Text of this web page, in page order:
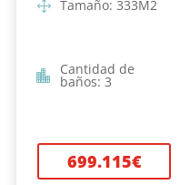
Tamaño: 333M2
Cantidad de
baños: 3
699.115€